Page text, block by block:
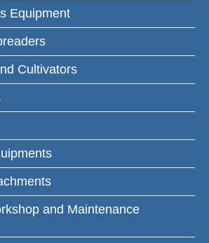
Equipment
Cultivators
and Maintenance